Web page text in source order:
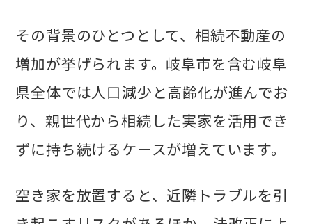
その背景のひとつとして、相続不動産の
増加が挙げられます。岐阜市を含む岐阜
県全体では人口減少と高齢化が進んでお
り、親世代から相続した実家を活用でき
ずに持ち続けるケースが増えています。
空き家を放置すると、近隣トラブルを引